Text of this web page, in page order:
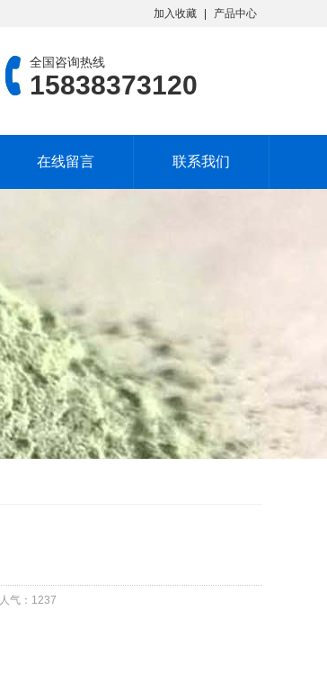
加入收藏 产品中心
全国咨询热线
15838373120
在线留言 联系我们
人气： 1237